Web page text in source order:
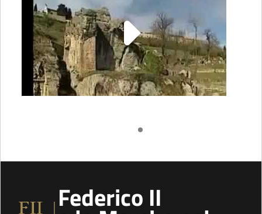
Federico II